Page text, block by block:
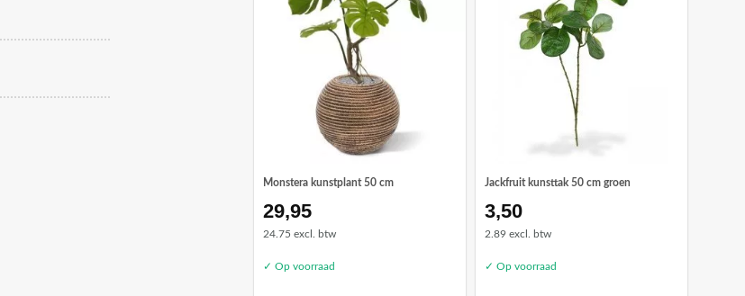
Monstera kunstplant 50 cm
29,95
24.75 excl. btw
✓ Op voorraad
Jackfruit kunsttak 50 cm groen
3,50
2.89 excl. btw
✓ Op voorraad